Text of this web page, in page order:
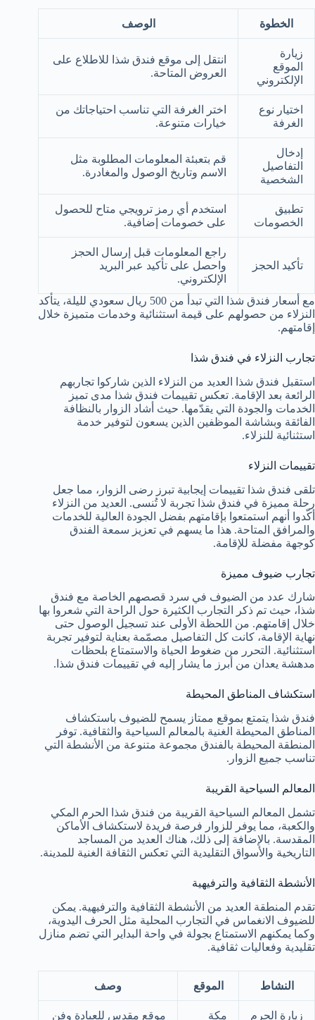
الخطوة الوصف
زيارة
الموقع
الإلكتروني
انتقل إلى موقع فندق شذا للاطلاع على
العروض المتاحة.
اختيار نوع
الغرفة
اختر الغرفة التي تناسب احتياجاتك من
خيارات متنوعة.
إدخال
التفاصيل
الشخصية
قم بتعبئة المعلومات المطلوبة مثل
الاسم وتاريخ الوصول والمغادرة.
تطبيق
الخصومات
استخدم أي رمز ترويجي متاح للحصول
على خصومات إضافية.
تأكيد الحجز
راجع المعلومات قبل إرسال الحجز
واحصل على تأكيد عبر البريد
الإلكتروني.
مع أسعار فندق شذا التي تبدأ من 500 ريال سعودي لليلة، يتأكد
النزلاء من حصولهم على قيمة استثنائية وخدمات متميزة خلال
إقامتهم.
تجارب النزلاء في فندق شذا
استقبل فندق شذا العديد من النزلاء الذين شاركوا تجاربهم
الرائعة بعد الإقامة. تعكس تقييمات فندق شذا مدى تميز
الخدمات والجودة التي يقدّمها. حيث أشاد الزوار بالنظافة
الفائقة وبشاشة الموظفين الذين يسعون لتوفير خدمة
استثنائية للنزلاء.
تقييمات النزلاء
تلقى فندق شذا تقييمات إيجابية تبرز رضى الزوار، مما جعل
رحلة مميزة في فندق شذا تجربة لا تُنسى. العديد من النزلاء
أكّدوا أنهم استمتعوا بإقامتهم بفضل الجودة العالية للخدمات
والمرافق المتاحة. هذا ما يسهم في تعزيز سمعة الفندق
كوجهة مفضلة للإقامة.
تجارب ضيوف مميزة
شارك عدد من الضيوف في سرد قصصهم الخاصة مع فندق
شذا، حيث تم ذكر التجارب الكثيرة حول الراحة التي شعروا بها
خلال إقامتهم. من اللحظة الأولى عند تسجيل الوصول حتى
نهاية الإقامة، كانت كل التفاصيل مصمّمة بعناية لتوفير تجربة
استثنائية. التحرر من ضغوط الحياة والاستمتاع بلحظات
مدهشة يعدان من أبرز ما يشار إليه في تقييمات فندق شذا.
استكشاف المناطق المحيطة
فندق شذا يتمتع بموقع ممتاز يسمح للضيوف باستكشاف
المناطق المحيطة الغنية بالمعالم السياحية والثقافية. توفر
المنطقة المحيطة بالفندق مجموعة متنوعة من الأنشطة التي
تناسب جميع الزوار.
المعالم السياحية القريبة
تشمل المعالم السياحية القريبة من فندق شذا الحرم المكي
والكعبة، مما يوفر للزوار فرصة فريدة لاستكشاف الأماكن
المقدسة. بالإضافة إلى ذلك، هناك العديد من المساجد
التاريخية والأسواق التقليدية التي تعكس الثقافة الغنية للمدينة.
الأنشطة الثقافية والترفيهية
تقدم المنطقة العديد من الأنشطة الثقافية والترفيهية. يمكن
للضيوف الانغماس في التجارب المحلية مثل الحرف اليدوية،
وكما يمكنهم الاستمتاع بجولة في واحة البداير التي تضم منازل
تقليدية وفعاليات ثقافية.
النشاط الموقع وصف
زيارة الحرم مكة موقع مقدس للعبادة وفن